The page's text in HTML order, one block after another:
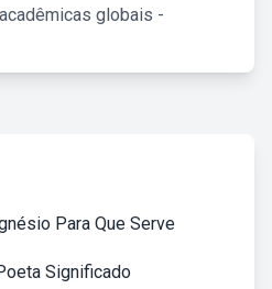
globais -
Para Que Serve
Significado